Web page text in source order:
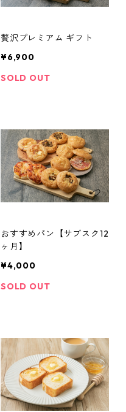
贅沢プレミアム ギフト
¥6,900
SOLD OUT
おすすめパン【サブスク12
ヶ月】
¥4,000
SOLD OUT